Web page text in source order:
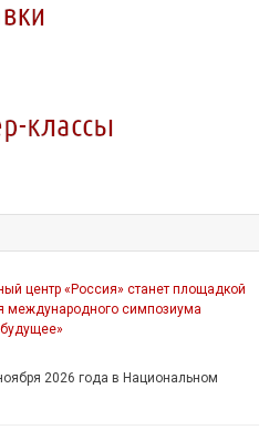
центр «Россия» станет площадкой
международного симпозиума
2026 года в Национальном